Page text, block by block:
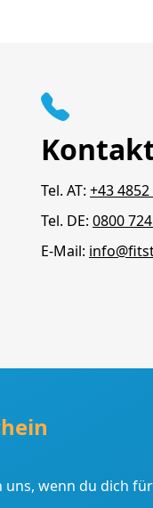
Tel. AT: +43
Tel. DE: 0800
E-Mail:
wenn du dich